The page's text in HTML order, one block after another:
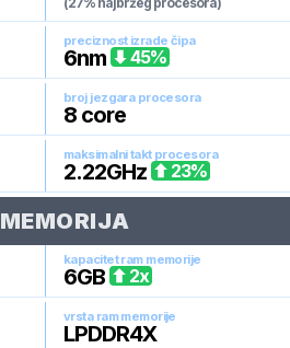
preciznost izrade čipa
6nm 45%
broj jezgara procesora
8 core
maksimalni takt procesora
2.22GHz 23%
MEMORIJA
kapacitet ram memorije
6GB 2x
vrsta ram memorije
LPDDR4X